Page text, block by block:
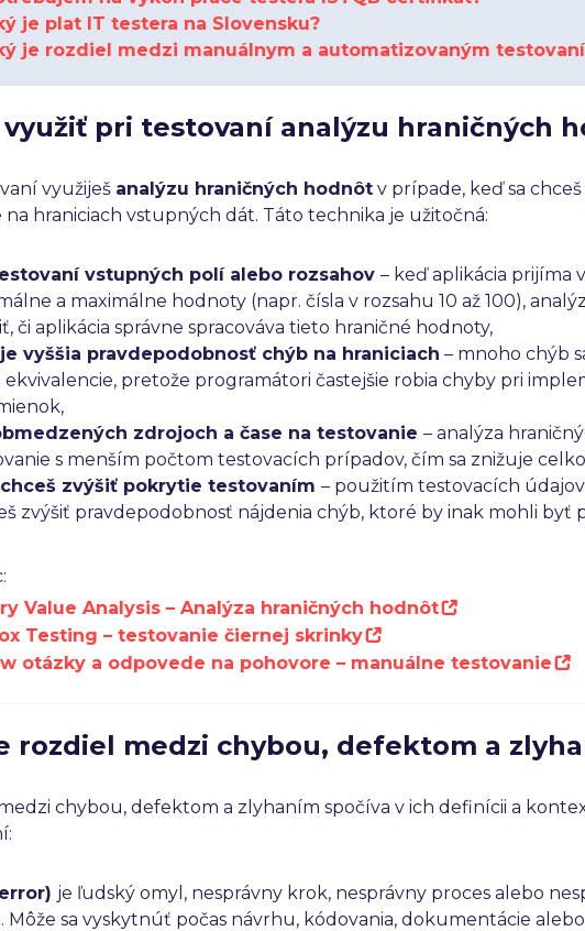
je plat IT testera na Slovensku?
je rozdiel medzi manuálnym a automatizovaným
využiť pri testovaní analýzu hraničných
využiješ analýzu hraničných hodnôt v prípade, keď sa
na hraniciach vstupných dát. Táto technika je užitočná:
vstupných polí alebo rozsahov– keď aplikácia prijíma
a maximálne hodnoty (napr. čísla v rozsahu 10 až 100),
či aplikácia správne spracováva tieto hraničné hodnoty,
vyššia pravdepodobnosť chýb na hraniciach – mnoho chýb
pretože programátori častejšie robia chyby pri
zdrojoch a čase na testovanie– analýza
s menším počtom testovacích prípadov, čím sa znižuje
zvýšiť pokrytie testovaním– použitím testovacích
zvýšiť pravdepodobnosť nájdenia chýb, ktoré by inak mohli byť
Value Analysis – Analýza hraničných hodnôt
Testing – testovanie čiernej skrinky
otázky a odpovede na pohovore – manuálne testovanie
rozdiel medzi chybou, defektom a
chybou, defektom a zlyhaním spočíva v ich definícii a
je ľudský omyl, nesprávny krok, nesprávny proces alebo
Môže sa vyskytnúť počas návrhu, kódovania, dokumentácie